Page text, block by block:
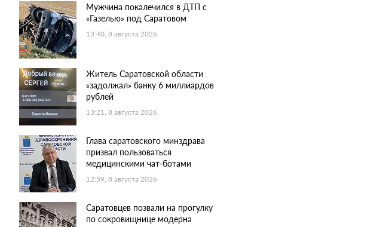
Мужчина покалечился в ДТП с
«Газелью» под Саратовом
13:40, 8 августа 2026
Житель Саратовской области
«задолжал» банку 6 миллиардов
рублей
13:21, 8 августа 2026
Глава саратовского минздрава
призвал пользоваться
медицинскими чат-ботами
12:59, 8 августа 2026
Саратовцев позвали на прогулку
по сокровищнице модерна